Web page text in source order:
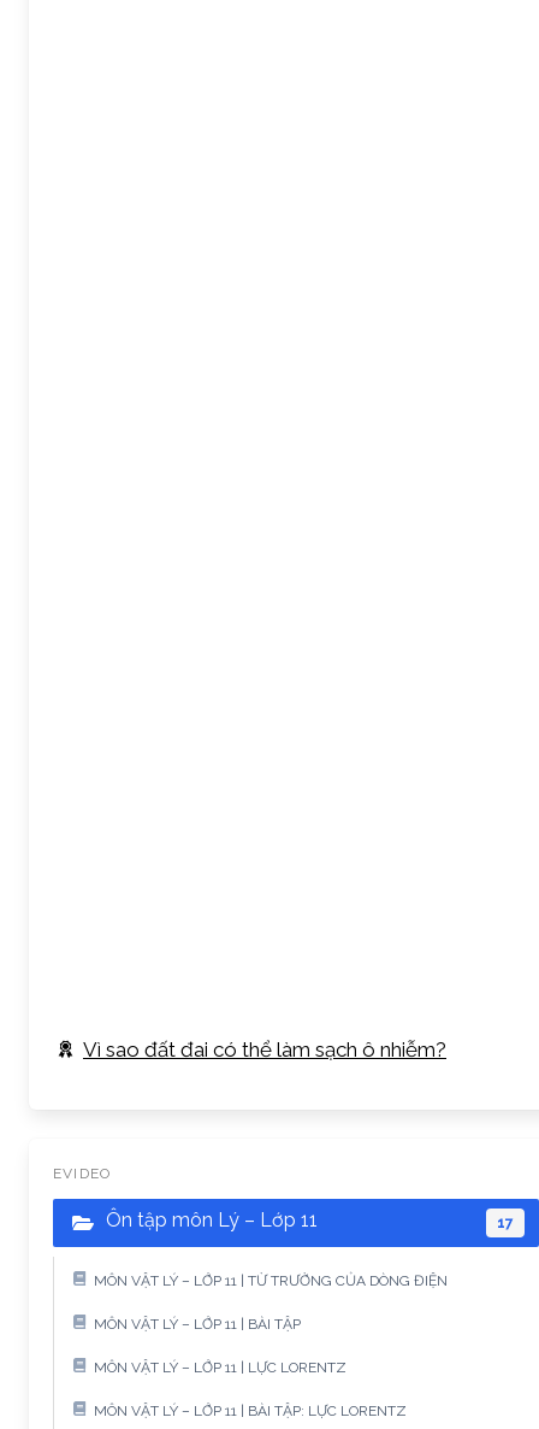
Vì sao đất đai có thể làm sạch ô nhiễm?
EVIDEO
Ôn tập môn Lý – Lớp 11 17
MÔN VẬT LÝ – LỚP 11 | TỪ TRƯỜNG CỦA DÒNG ĐIỆN
MÔN VẬT LÝ – LỚP 11 | BÀI TẬP
MÔN VẬT LÝ – LỚP 11 | LỰC LORENTZ
MÔN VẬT LÝ – LỚP 11 | BÀI TẬP: LỰC LORENTZ